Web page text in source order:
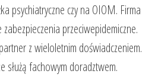
psychiatryczne czy na OIOM. Firma
przeciwepidemiczne.
z wieloletnim doświadczeniem.
służą fachowym doradztwem.